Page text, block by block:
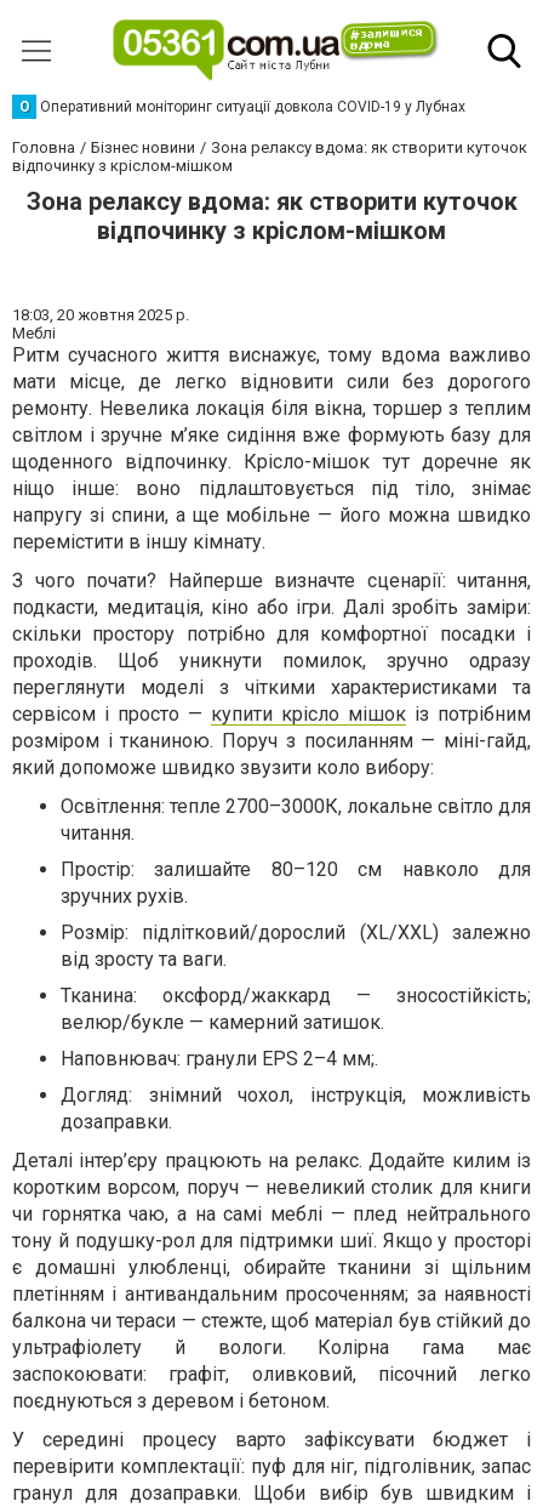
О Оперативний моніторинг ситуації довкола COVID-19 у Лубнах
Головна Бізнес новини
Зона релаксу вдома: як створити куточок
відпочинку з кріслом-мішком
Зона релаксу вдома: як створити куточок
відпочинку з кріслом-мішком
18:03, 20 жовтня 2025 р.
Меблі
Ритм сучасного життя виснажує, тому вдома важливо
мати місце, де легко відновити сили без дорогого
ремонту. Невелика локація біля вікна, торшер з теплим
світлом і зручне м’яке сидіння вже формують базу для
щоденного відпочинку. Крісло-мішок тут доречне як
ніщо інше: воно підлаштовується під тіло, знімає
напругу зі спини, а ще мобільне — його можна швидко
перемістити в іншу кімнату.
З чого почати? Найперше визначте сценарії: читання,
подкасти, медитація, кіно або ігри. Далі зробіть заміри:
скільки простору потрібно для комфортної посадки і
проходів. Щоб уникнути помилок, зручно одразу
переглянути моделі з чіткими характеристиками та
сервісом і просто — купити крісло мішок із потрібним
розміром і тканиною. Поруч з посиланням — міні-гайд,
який допоможе швидко звузити коло вибору:
Освітлення: тепле 2700–3000К, локальне світло для
читання.
Простір: залишайте 80–120 см навколо для
зручних рухів.
Розмір: підлітковий/дорослий (XL/XXL) залежно
від зросту та ваги.
Тканина: оксфорд/жаккард — зносостійкість;
велюр/букле — камерний затишок.
Наповнювач: гранули EPS 2–4 мм;.
Догляд: знімний чохол, інструкція, можливість
дозаправки.
Деталі інтер’єру працюють на релакс. Додайте килим із
коротким ворсом, поруч — невеликий столик для книги
чи горнятка чаю, а на самі меблі — плед нейтрального
тону й подушку-рол для підтримки шиї. Якщо у просторі
є домашні улюбленці, обирайте тканини зі щільним
плетінням і антивандальним просоченням; за наявності
балкона чи тераси — стежте, щоб матеріал був стійкий до
ультрафіолету й вологи. Колірна гама має
заспокоювати: графіт, оливковий, пісочний легко
поєднуються з деревом і бетоном.
У середині процесу варто зафіксувати бюджет і
перевірити комплектації: пуф для ніг, підголівник, запас
гранул для дозаправки. Щоби вибір був швидким і